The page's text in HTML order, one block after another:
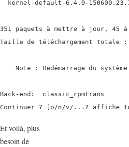
kernel-default-6.4.0-
351 paquets à mettre à jour, 45
Taille de téléchargement totale :
Note : Redémarrage du système
Back-end:  classic_rpmtrans
Et voilà, plus
besoin de